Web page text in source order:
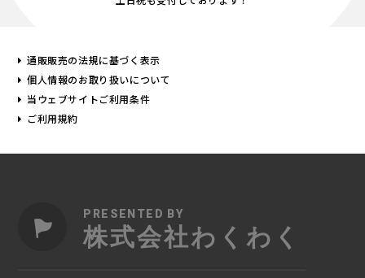
通販販売の法規に基づく表示
個人情報のお取り扱いについて
当ウェブサイトご利用条件
ご利用規約
PRESENTED BY
株式会社わくわく